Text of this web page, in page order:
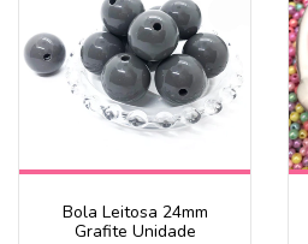
Bola Leitosa 24mm
Grafite Unidade